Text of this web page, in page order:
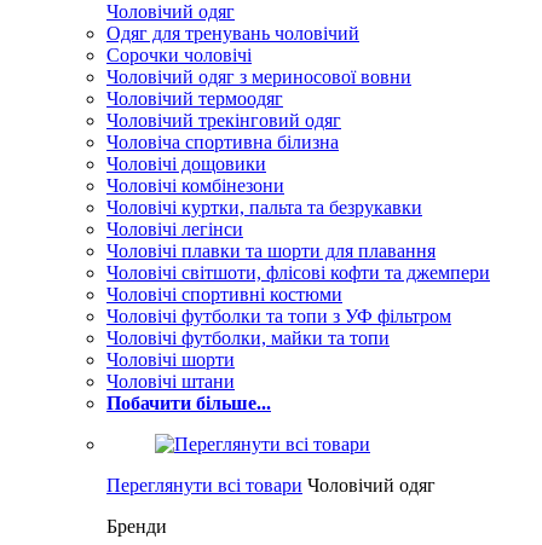
Чоловічий одяг
Одяг для тренувань чоловічий
Сорочки чоловічі
Чоловічий одяг з мериносової вовни
Чоловічий термоодяг
Чоловічий трекінговий одяг
Чоловіча спортивна білизна
Чоловічі дощовики
Чоловічі комбінезони
Чоловічі куртки, пальта та безрукавки
Чоловічі легінси
Чоловічі плавки та шорти для плавання
Чоловічі світшоти, флісові кофти та джемпери
Чоловічі спортивні костюми
Чоловічі футболки та топи з УФ фільтром
Чоловічі футболки, майки та топи
Чоловічі шорти
Чоловічі штани
Побачити більше...
Переглянути всі товари Чоловічий одяг
Бренди